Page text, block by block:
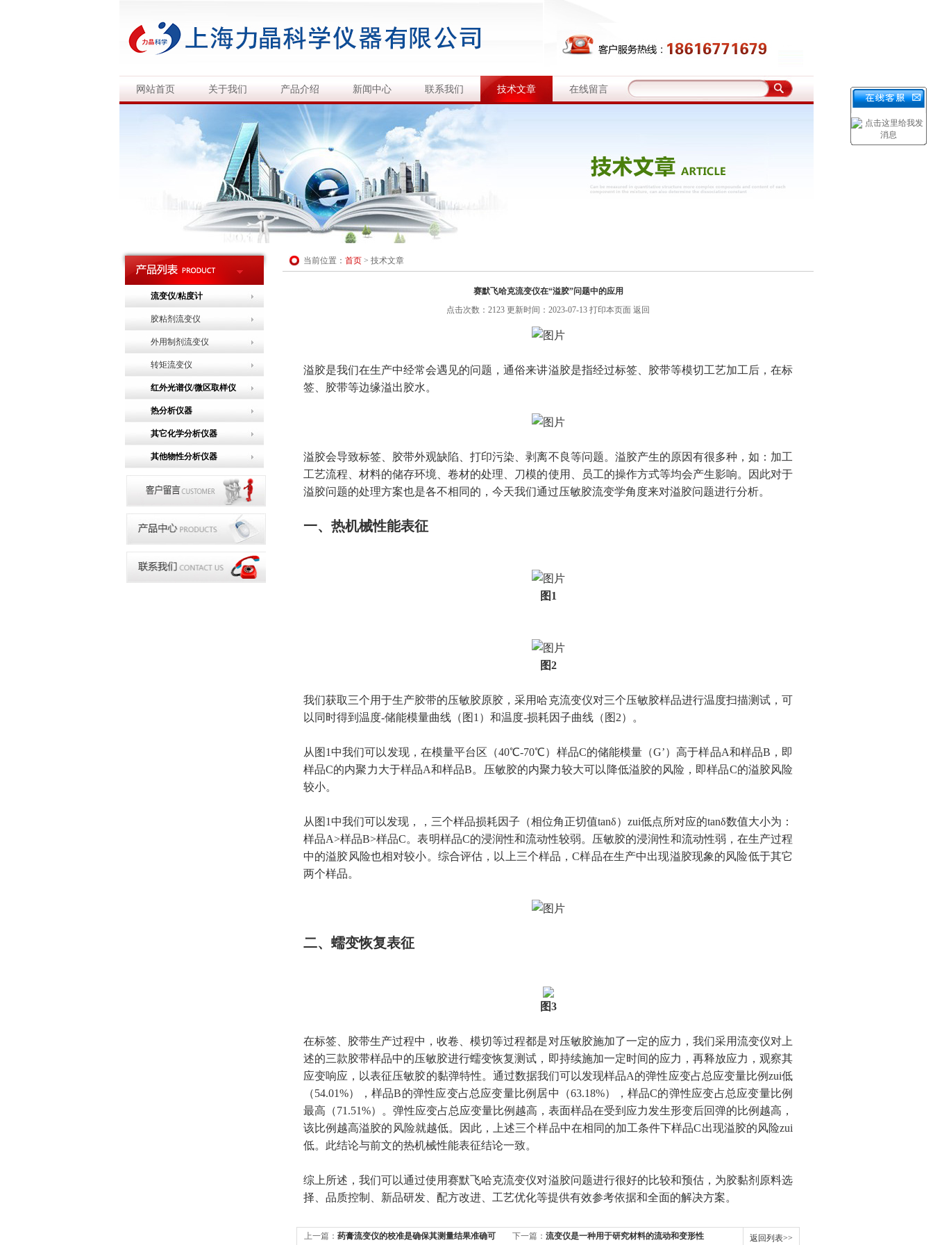
网站首页 关于我们 产品介绍 新闻中心 联系我们 技术文章 在线留言
流变仪/粘度计
胶粘剂流变仪
外用制剂流变仪
转矩流变仪
红外光谱仪/微区取样仪
热分析仪器
其它化学分析仪器
其他物性分析仪器
当前位置： 首页 > 技术文章
赛默飞哈克流变仪在“溢胶”问题中的应用
点击次数：2123 更新时间：2023-07-13 打印本页面 返回
溢胶是我们在生产中经常会遇见的问题，通俗来讲溢胶是指经过标签、胶带等模切工艺加工后，在标
签、胶带等边缘溢出胶水。
溢胶会导致标签、胶带外观缺陷、打印污染、剥离不良等问题。溢胶产生的原因有很多种，如：加工
工艺流程、材料的储存环境、卷材的处理、刀模的使用、员工的操作方式等均会产生影响。因此对于
溢胶问题的处理方案也是各不相同的，今天我们通过压敏胶流变学角度来对溢胶问题进行分析。
一、热机械性能表征
图1
图2
我们获取三个用于生产胶带的压敏胶原胶，采用哈克流变仪对三个压敏胶样品进行温度扫描测试，可
以同时得到温度-储能模量曲线（图1）和温度-损耗因子曲线（图2）。
从图1中我们可以发现，在模量平台区（40℃-70℃）样品C的储能模量（G’）高于样品A和样品B，即
样品C的内聚力大于样品A和样品B。压敏胶的内聚力较大可以降低溢胶的风险，即样品C的溢胶风险
较小。
从图1中我们可以发现，，三个样品损耗因子（相位角正切值tanδ）zui低点所对应的tanδ数值大小为：
样品A>样品B>样品C。表明样品C的浸润性和流动性较弱。压敏胶的浸润性和流动性弱，在生产过程
中的溢胶风险也相对较小。综合评估，以上三个样品，C样品在生产中出现溢胶现象的风险低于其它
两个样品。
二、蠕变恢复表征
图3
在标签、胶带生产过程中，收卷、模切等过程都是对压敏胶施加了一定的应力，我们采用流变仪对上
述的三款胶带样品中的压敏胶进行蠕变恢复测试，即持续施加一定时间的应力，再释放应力，观察其
应变响应，以表征压敏胶的黏弹特性。通过数据我们可以发现样品A的弹性应变占总应变量比例zui低
（54.01%），样品B的弹性应变占总应变量比例居中（63.18%），样品C的弹性应变占总应变量比例
最高（71.51%）。弹性应变占总应变量比例越高，表面样品在受到应力发生形变后回弹的比例越高，
该比例越高溢胶的风险就越低。因此，上述三个样品中在相同的加工条件下样品C出现溢胶的风险zui
低。此结论与前文的热机械性能表征结论一致。
综上所述，我们可以通过使用赛默飞哈克流变仪对溢胶问题进行很好的比较和预估，为胶黏剂原料选
择、品质控制、新品研发、配方改进、工艺优化等提供有效参考依据和全面的解决方案。
上一篇： 药膏流变仪的校准是确保其测量结果准确可 下一篇： 流变仪是一种用于研究材料的流动和变形性 返回列表>>